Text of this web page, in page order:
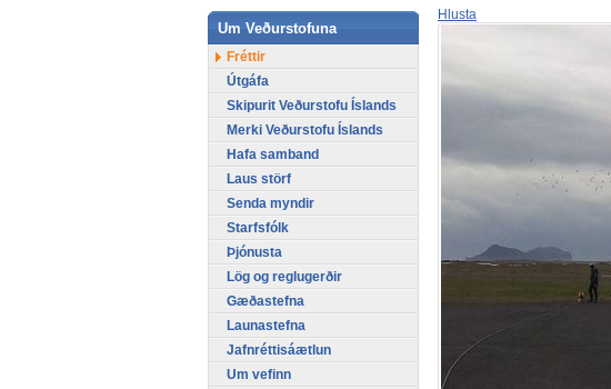
Hlusta
Um Veðurstofuna
Fréttir
Útgáfa
Skipurit Veðurstofu Íslands
Merki Veðurstofu Íslands
Hafa samband
Laus störf
Senda myndir
Starfsfólk
Þjónusta
Lög og reglugerðir
Gæðastefna
Launastefna
Jafnréttisáætlun
Um vefinn